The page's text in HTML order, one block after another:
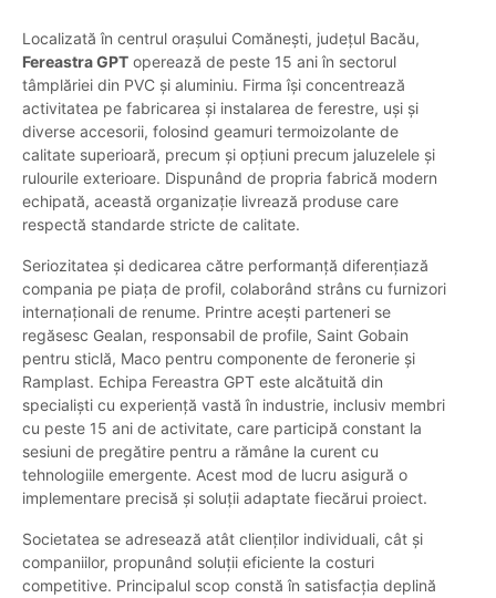
Localizată în centrul orașului Comănești, județul Bacău,
Fereastra GPT operează de peste 15 ani în sectorul
tâmplăriei din PVC și aluminiu. Firma își concentrează
activitatea pe fabricarea și instalarea de ferestre, uși și
diverse accesorii, folosind geamuri termoizolante de
calitate superioară, precum și opțiuni precum jaluzelele și
rulourile exterioare. Dispunând de propria fabrică modern
echipată, această organizație livrează produse care
respectă standarde stricte de calitate.
Seriozitatea și dedicarea către performanță diferențiază
compania pe piața de profil, colaborând strâns cu furnizori
internaționali de renume. Printre acești parteneri se
regăsesc Gealan, responsabil de profile, Saint Gobain
pentru sticlă, Maco pentru componente de feronerie și
Ramplast. Echipa Fereastra GPT este alcătuită din
specialiști cu experiență vastă în industrie, inclusiv membri
cu peste 15 ani de activitate, care participă constant la
sesiuni de pregătire pentru a rămâne la curent cu
tehnologiile emergente. Acest mod de lucru asigură o
implementare precisă și soluții adaptate fiecărui proiect.
Societatea se adresează atât clienților individuali, cât și
companiilor, propunând soluții eficiente la costuri
competitive. Principalul scop constă în satisfacția deplină